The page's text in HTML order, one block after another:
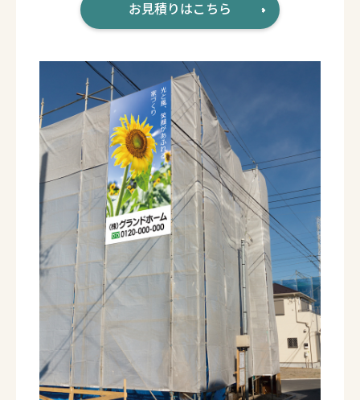
お見積りはこちら